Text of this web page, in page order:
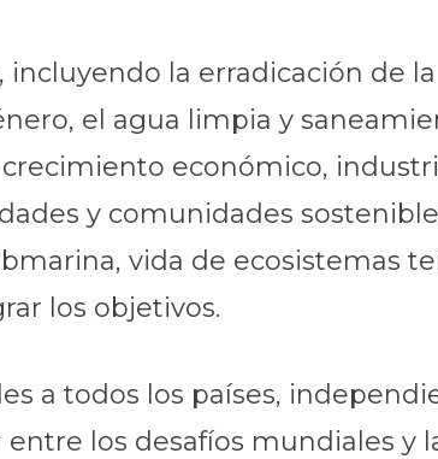
la erradicación de la
el agua limpia y
económico,
y comunidades
vida de ecosistemas
los objetivos.
a todos los países,
los desafíos mundiales y